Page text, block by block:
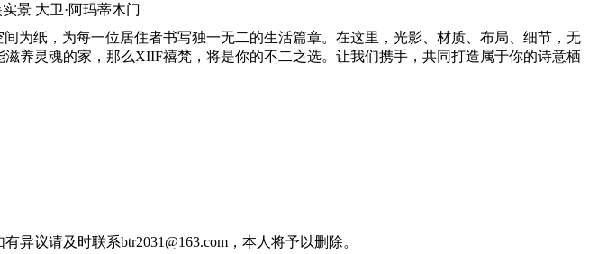
景 大卫·阿玛蒂木门
为纸，为每一位居住者书写独一无二的生活篇章。在这里，光影、材质、布局、细节，无
养灵魂的家，那么XIIF禧梵，将是你的不二之选。让我们携手，共同打造属于你的诗意栖
议请及时联系btr2031@163.com，本人将予以删除。